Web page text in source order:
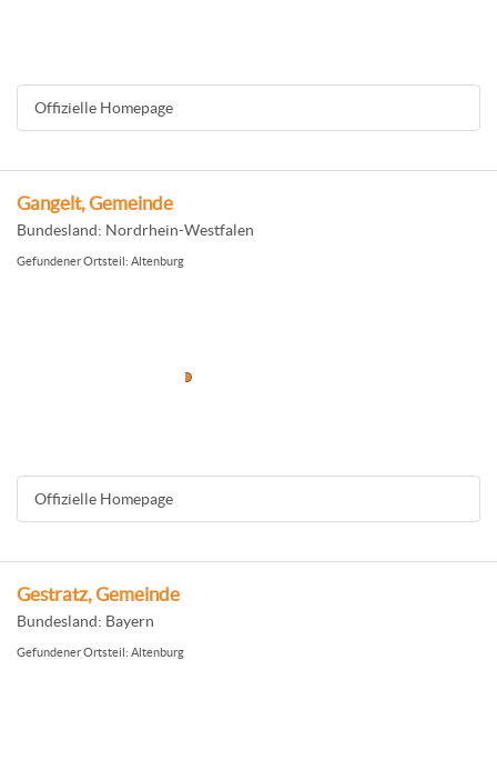
Offizielle Homepage
Gangelt, Gemeinde
Bundesland: Nordrhein-Westfalen
Gefundener Ortsteil: Altenburg
Offizielle Homepage
Gestratz, Gemeinde
Bundesland: Bayern
Gefundener Ortsteil: Altenburg